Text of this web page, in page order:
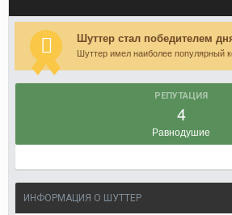
Шуттер стал победителем
Шуттер имел наиболее популярный
РЕПУТАЦИЯ
4
Равнодушие
ИНФОРМАЦИЯ О ШУТТЕР